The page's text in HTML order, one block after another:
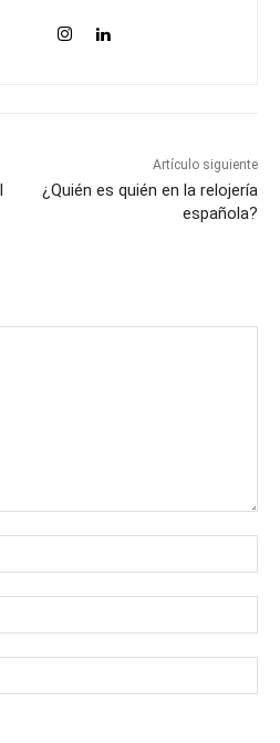
Artículo siguiente
¿Quién es quién en la relojería
española?